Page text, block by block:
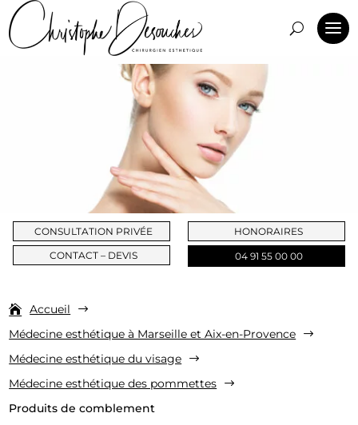
CONSULTATION PRIVÉE
CONTACT – DEVIS
HONORAIRES
04 91 55 00 00
Accueil $
Médecine esthétique à Marseille et Aix-en-Provence $
Médecine esthétique du visage $
Médecine esthétique des pommettes $
Produits de comblement